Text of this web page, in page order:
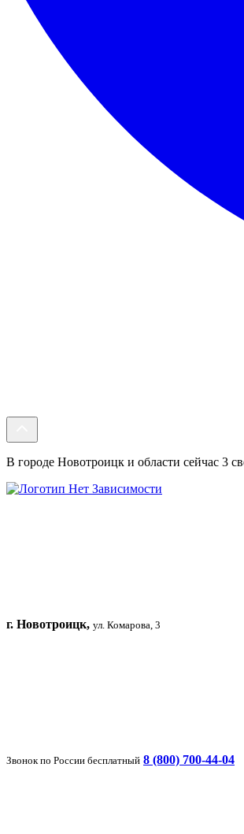
В городе Новотроицк и области сейчас 3
г. Новотроицк, ул. Комарова, 3
Звонок по России бесплатный 8 (800) 700-44-04